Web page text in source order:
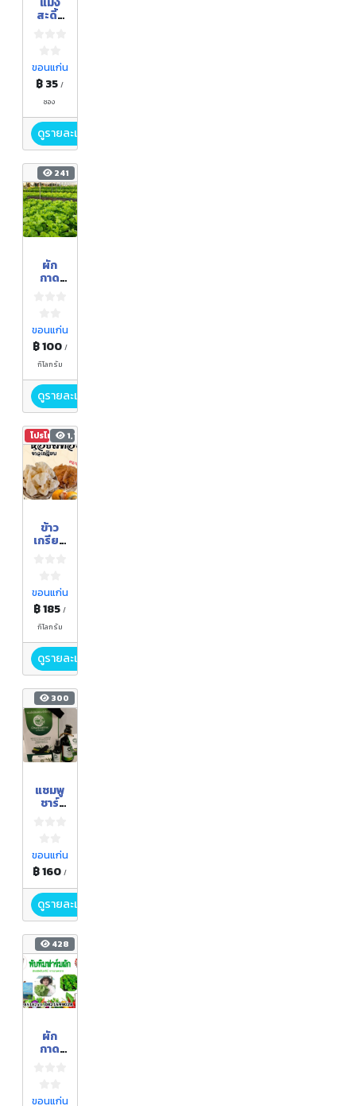
สะดิ้ง
ขอนแก่น
฿ 35/
ซอง
ดูรายละเอียด
241
ผัก
กาด
ขอนแก่น
฿ 100 /
กิโลกรัม
ดูรายละเอียด
โปรโมชัน1,107
ข้าว
เกรียบ
ดิบ)
ขอนแก่น
฿ 185/
กิโลกรัม
ดูรายละเอียด
300
แชมพู
ชาร์
ขอนแก่น
฿ 160/
ดูรายละเอียด
428
ผัก
กาด
ขอนแก่น